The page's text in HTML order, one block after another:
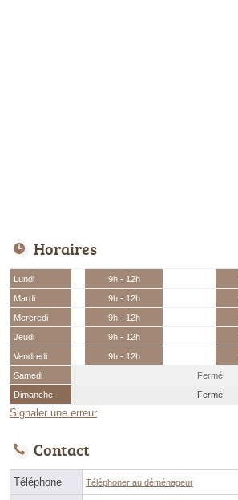
Horaires
Lundi 9h - 12h
Mardi
9h - 12h
Mercredi
9h - 12h
Jeudi
9h - 12h
Vendredi
9h - 12h
Samedi
Fermé
Dimanche
Fermé
Signaler une erreur
Contact
Téléphone Téléphoner au déménageur